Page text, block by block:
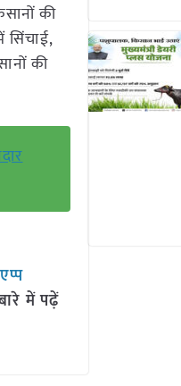
की
सिंचाई,
की
में पढ़ें